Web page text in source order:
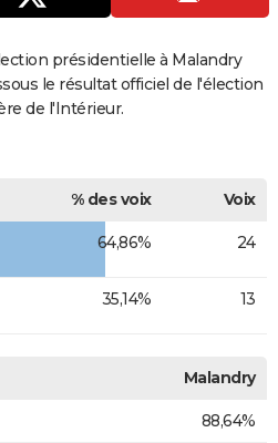
présidentielle à Malandry
le résultat officiel de l'élection
de l'Intérieur.
% des voix
Voix
64,86% 24
35,14% 13
Malandry
88,64%